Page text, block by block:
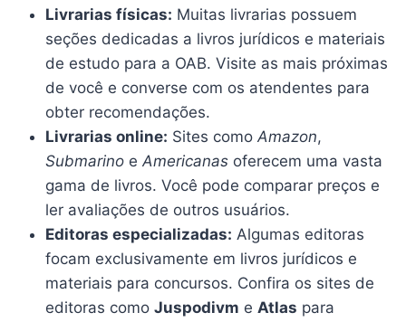
Livrarias físicas: Muitas livrarias possuem
seções dedicadas a livros jurídicos e materiais
de estudo para a OAB. Visite as mais próximas
de você e converse com os atendentes para
obter recomendações.
Livrarias online: Sites como Amazon,
Submarino e Americanas oferecem uma vasta
gama de livros. Você pode comparar preços e
ler avaliações de outros usuários.
Editoras especializadas: Algumas editoras
focam exclusivamente em livros jurídicos e
materiais para concursos. Confira os sites de
editoras como Juspodivm e Atlas para